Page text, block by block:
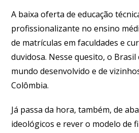
A baixa oferta de educação
profissionalizante no ensino
de matrículas em faculdades e
duvidosa. Nesse quesito, o
mundo desenvolvido e de
Colômbia.
Já passa da hora, também, de
ideológicos e rever o modelo de